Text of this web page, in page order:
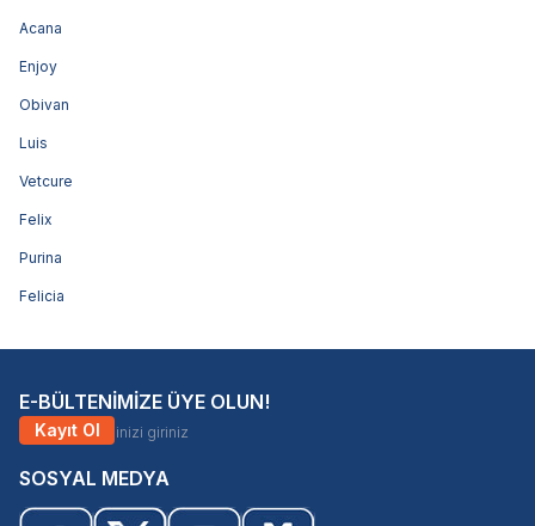
Acana
Enjoy
Obivan
Luis
Vetcure
Felix
Purina
Felicia
E-BÜLTENİMİZE ÜYE OLUN!
Kayıt Ol
SOSYAL MEDYA